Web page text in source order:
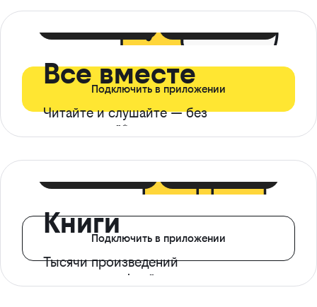
Все вместе
Читайте и слушайте — без
ограничений*
Подключить в приложении
Книги
Тысячи произведений
с доступом офлайн
Подключить в приложении